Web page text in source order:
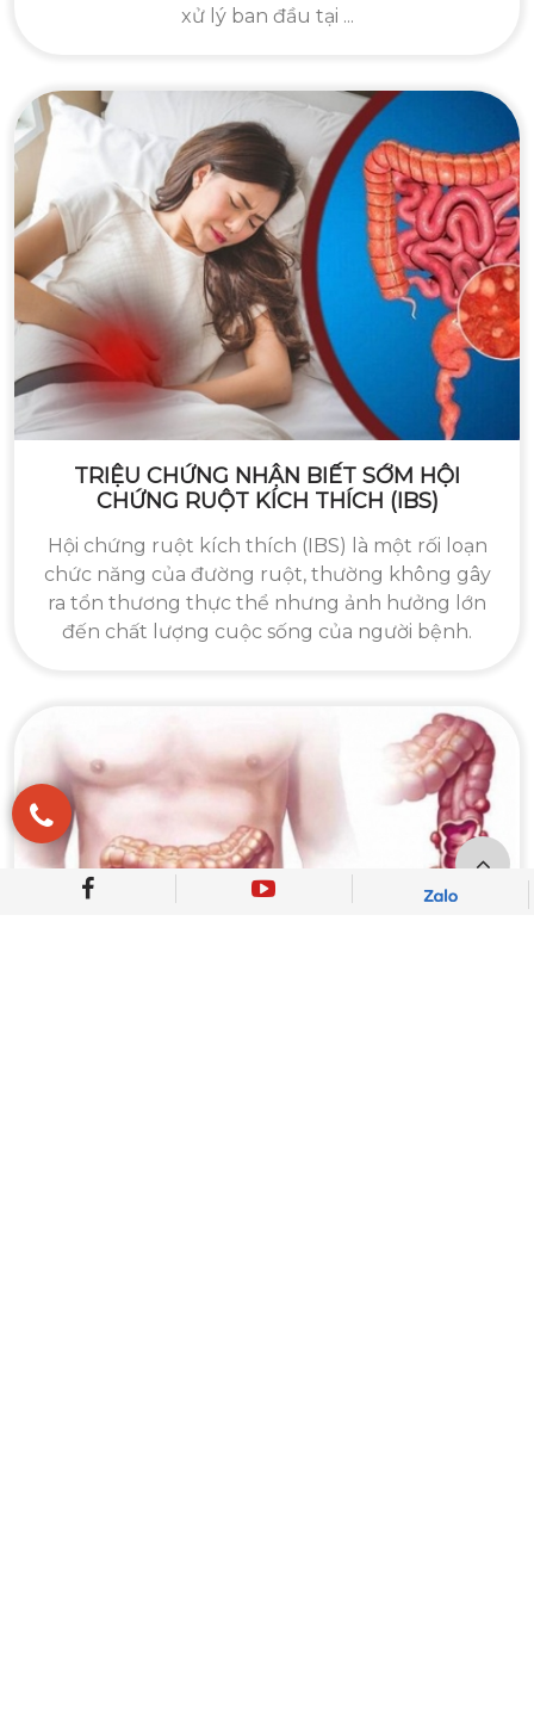
xử lý ban đầu tại ...
TRIỆU CHỨNG NHẬN BIẾT SỚM HỘI
CHỨNG RUỘT KÍCH THÍCH (IBS)
Hội chứng ruột kích thích (IBS) là một rối loạn
chức năng của đường ruột, thường không gây
ra tổn thương thực thể nhưng ảnh hưởng lớn
đến chất lượng cuộc sống của người bệnh.